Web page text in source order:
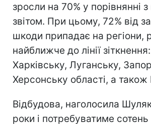
зросли на 70% у порівнянні
звітом. При цьому, 72% від
шкоди припадає на регіони,
найближче до лінії
Харківську, Луганську,
Херсонську області, а також
Відбудова, наголосила
роки і потребуватиме сотень